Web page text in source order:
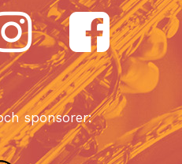
sponsorer: